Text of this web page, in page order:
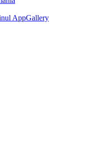
AppGallery